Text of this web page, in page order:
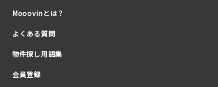
Mooovinとは？
よくある質問
物件探し用語集
会員登録